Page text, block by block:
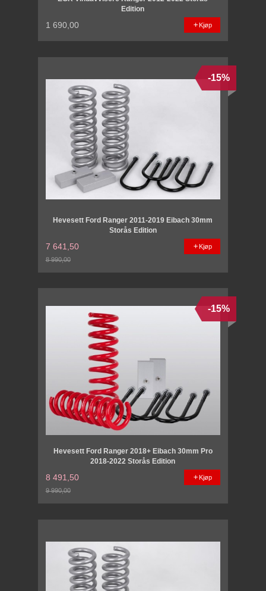
Edition
1 690,00 Kjøp
Hevesett Ford Ranger 2011-2019 Eibach 30mm
Storås Edition
7 641,50
8 990,00
-15%
Kjøp
Hevesett Ford Ranger 2018+ Eibach 30mm Pro
2018-2022 Storås Edition
8 491,50
9 990,00
Rabatt
-15%
Kjøp